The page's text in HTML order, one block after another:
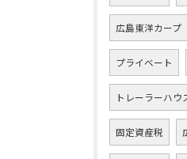
広島東洋カープ
プライベート
トレーラーハウ
固定資産税